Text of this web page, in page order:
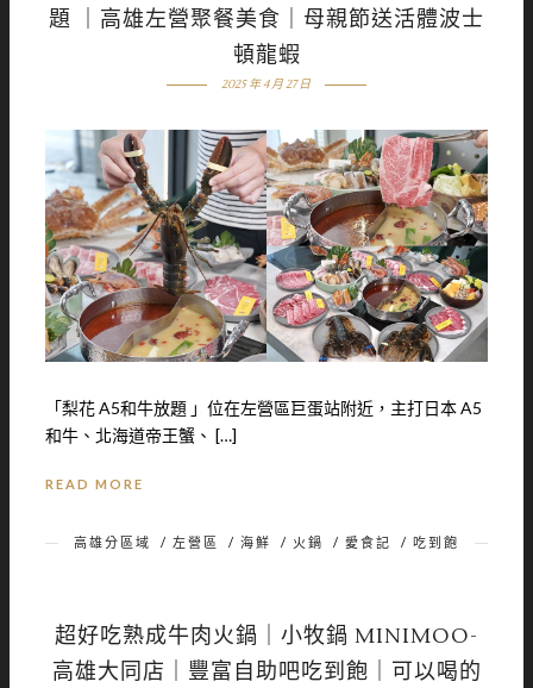
題 ｜高雄左營聚餐美食｜母親節送活體波士
頓龍蝦
2025 年 4 月 27 日
「梨花 A5和牛放題 」位在左營區巨蛋站附近，主打日本 A5
和牛、北海道帝王蟹、 […]
READ MORE
高雄分區域 / 左營區 / 海鮮 / 火鍋 / 愛食記 / 吃到飽
超好吃熟成牛肉火鍋｜小牧鍋 MINIMOO-
高雄大同店｜豐富自助吧吃到飽｜可以喝的